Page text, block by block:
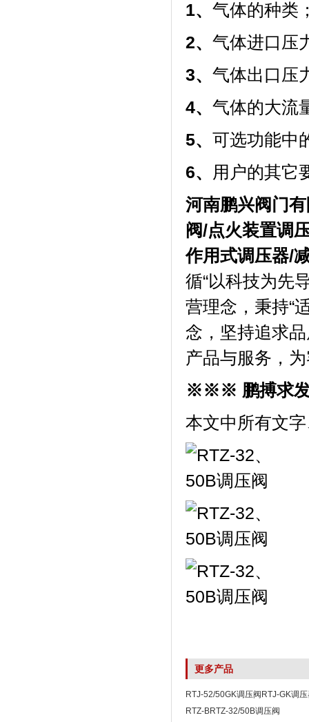
1、 气体的种类
2、 气体进口压
3、 气体出口压
4、 气体的大流
5、 可选功能中
6、
用户的其它
河南鹏兴阀门
阀/点火装置调
作用式调压器/
循“以科技为先
营理念，秉持“
念，坚持追求
产品与服务，
※※※ 鹏搏求
本文中所有文
更多产品
RTJ-52/50GK调压阀RTJ-GK调
RTZ-BRTZ-32/50B调压阀